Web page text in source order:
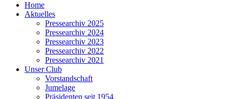
Home
Aktuelles
Pressearchiv 2025
Pressearchiv 2024
Pressearchiv 2023
Pressearchiv 2022
Pressearchiv 2021
Unser Club
Vorstandschaft
Jumelage
Präsidenten seit 1954